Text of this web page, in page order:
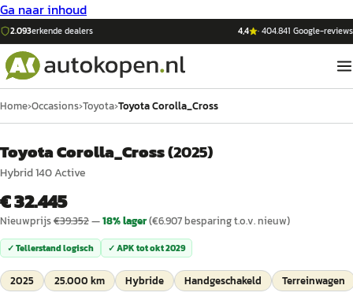
Ga naar inhoud
2.093erkende dealers 4,4 ·404.841 Google-reviews
Home›Occasions›Toyota›Toyota Corolla_Cross
Toyota Corolla_Cross(2025)
Hybrid 140 Active
€ 32.445
Nieuwprijs€39.352—18% lager(€6.907besparing t.o.v. nieuw)
✓ Tellerstand logisch ✓ APK totokt 2029
2025 25.000 km Hybride Handgeschakeld Terreinwagen